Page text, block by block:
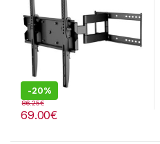
-20%
69.00€
86.25€